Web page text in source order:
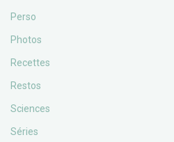
Perso
Photos
Recettes
Restos
Sciences
Séries